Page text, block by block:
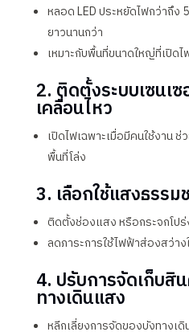
หลอด LED ประหยัดไฟกว่าถึง
ยาวนานกว่า
เหมาะกับพื้นที่ขนาดใหญ่ที่เปิด
2. ติดตั้งระบบเซนเ
เคลื่อนไหว
เปิดไฟเฉพาะเมื่อมีคนใช้งาน ช่
พื้นที่โล่ง
3. เลือกใช้แสงธรรม
ติดตั้งช่องแสง หรือกระจกโป
ลดภาระการใช้ไฟฟ้าส่องสว่า
4. ปรับการจัดเก็บสิ
ทางเดินแสง
หลีกเลี่ยงการจัดของบังทางเ